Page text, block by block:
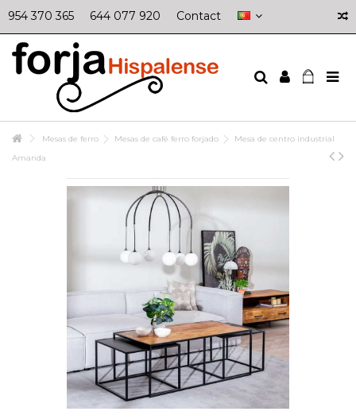
954 370 365 644 077 920 Contact
Mesas de ferro Mesas de café ferro forjado
Mesa de centro industrial
Amanda